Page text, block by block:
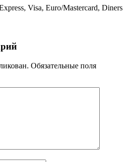
Visa, Euro/Mastercard, Diners
Обязательные поля